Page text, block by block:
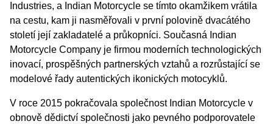
Industries, a Indian Motorcycle se tímto okamžikem vrátila
na cestu, kam ji nasměřovali v první polovině dvacátého
století její zakladatelé a průkopníci. Současná Indian
Motorcycle Company je firmou moderních technologických
inovací, prospěšných partnerských vztahů a rozrůstající se
modelové řady autentických ikonických motocyklů.
V roce 2015 pokračovala společnost Indian Motorcycle v
obnově dědictví společnosti jako pevného podporovatele